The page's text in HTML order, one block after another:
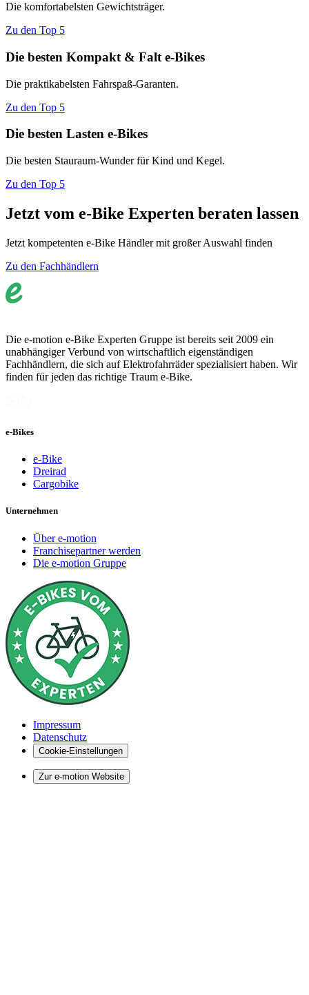
Die komfortabelsten Gewichtsträger.
Zu den Top 5
Die besten Kompakt & Falt e-Bikes
Die praktikabelsten Fahrspaß-Garanten.
Zu den Top 5
Die besten Lasten e-Bikes
Die besten Stauraum-Wunder für Kind und Kegel.
Zu den Top 5
Jetzt vom e-Bike Experten beraten lassen
Jetzt kompetenten e-Bike Händler mit großer Auswahl finden
Zu den Fachhändlern
Die e-motion e-Bike Experten Gruppe ist bereits seit 2009 ein
unabhängiger Verbund von wirtschaftlich eigenständigen
Fachhändlern, die sich auf Elektrofahrräder spezialisiert haben. Wir
finden für jeden das richtige Traum e-Bike.
e-Bikes
e-Bike
Dreirad
Cargobike
Unternehmen
Über e-motion
Franchisepartner werden
Die e-motion Gruppe
Impressum
Datenschutz
Cookie-Einstellungen
Zur e-motion Website